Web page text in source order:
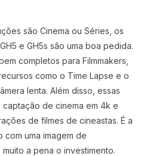
são Cinema ou Séries, os
e GH5s são uma boa pedida.
completos para Filmmakers,
como o Time Lapse e o
lenta. Além disso, essas
de cinema em 4k e
de filmes de cineastas. É a
com uma imagem de
a pena o investimento.